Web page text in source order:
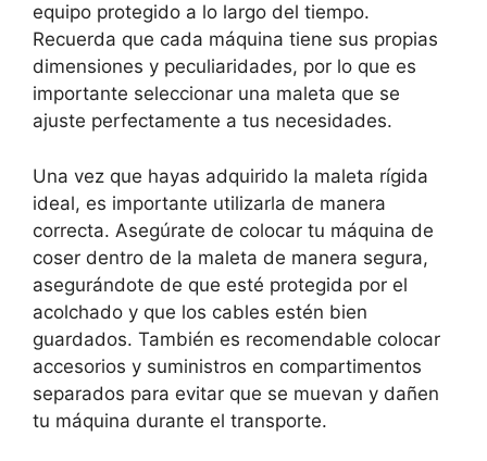
equipo protegido a lo largo del tiempo.
Recuerda que cada máquina tiene sus propias
dimensiones y peculiaridades, por lo que es
importante seleccionar una maleta que se
ajuste perfectamente a tus necesidades.
Una vez que hayas adquirido la maleta rígida
ideal, es importante utilizarla de manera
correcta. Asegúrate de colocar tu máquina de
coser dentro de la maleta de manera segura,
asegurándote de que esté protegida por el
acolchado y que los cables estén bien
guardados. También es recomendable colocar
accesorios y suministros en compartimentos
separados para evitar que se muevan y dañen
tu máquina durante el transporte.